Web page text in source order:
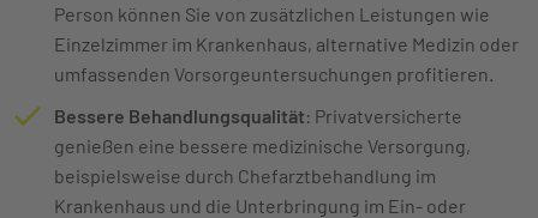
Person können Sie von zusätzlichen Leistungen wie
Einzelzimmer im Krankenhaus, alternative Medizin oder
umfassenden Vorsorgeuntersuchungen profitieren.
Bessere Behandlungsqualität: Privatversicherte
genießen eine bessere medizinische Versorgung,
beispielsweise durch Chefarztbehandlung im
Krankenhaus und die Unterbringung im Ein- oder